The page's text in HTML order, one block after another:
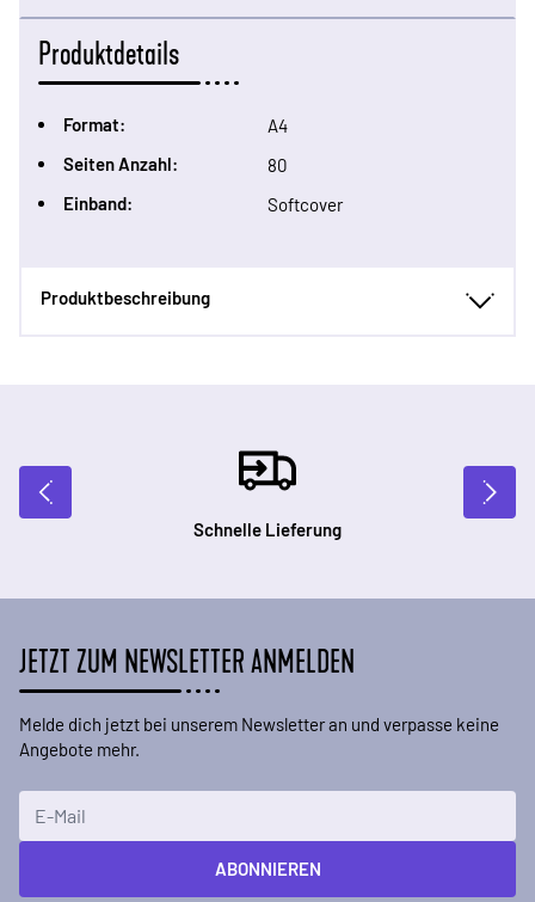
Produktdetails
Format:
A4
Seiten Anzahl:
80
Einband:
Softcover
Produktbeschreibung
Schnelle Lieferung
JETZT ZUM NEWSLETTER ANMELDEN
Melde dich jetzt bei unserem Newsletter an und verpasse keine
Angebote mehr.
ABONNIEREN